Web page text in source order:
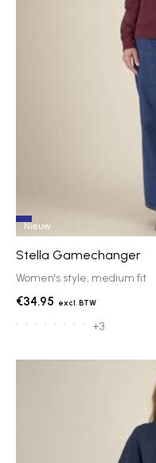
Nieuw
Stella Gamechanger
Women's style, medium fit
€34.95
+3